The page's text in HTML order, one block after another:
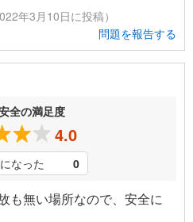
年3月10日に投稿）
問題を報告する
全の満足度
4.0
なった 0
も無い場所なので、安全に